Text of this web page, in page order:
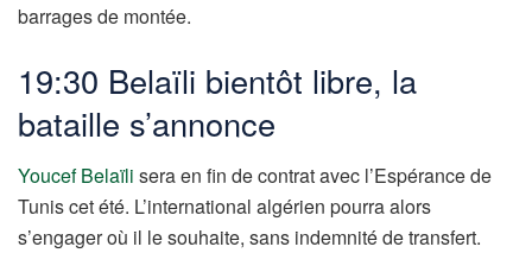
barrages de montée.
19:30 Belaïli bientôt libre, la
bataille s’annonce
Youcef Belaïli sera en fin de contrat avec l’Espérance de
Tunis cet été. L’international algérien pourra alors
s’engager où il le souhaite, sans indemnité de transfert.